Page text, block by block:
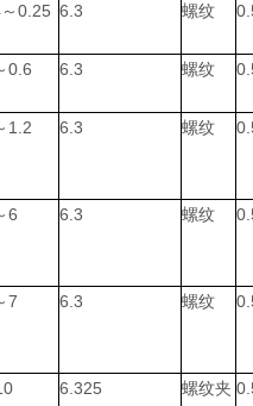
0.25 6.3 螺纹
0.6 6.3 螺纹
1.2 6.3 螺纹
6 6.3 螺纹
7 6.3 螺纹
6.325
螺纹夹